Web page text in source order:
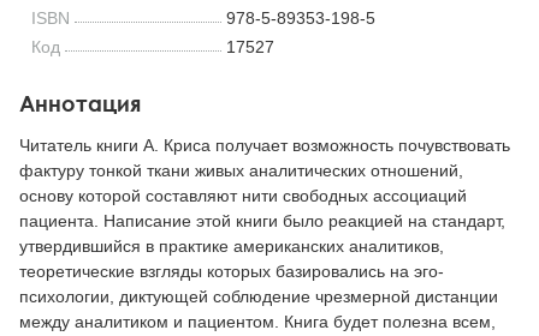
ISBN
978-5-89353-198-5
Код
17527
Аннотация
Читатель книги А. Криса получает возможность почувствовать
фактуру тонкой ткани живых аналитических отношений,
основу которой составляют нити свободных ассоциаций
пациента. Написание этой книги было реакцией на стандарт,
утвердившийся в практике американских аналитиков,
теоретические взгляды которых базировались на эго-
психологии, диктующей соблюдение чрезмерной дистанции
между аналитиком и пациентом. Книга будет полезна всем,